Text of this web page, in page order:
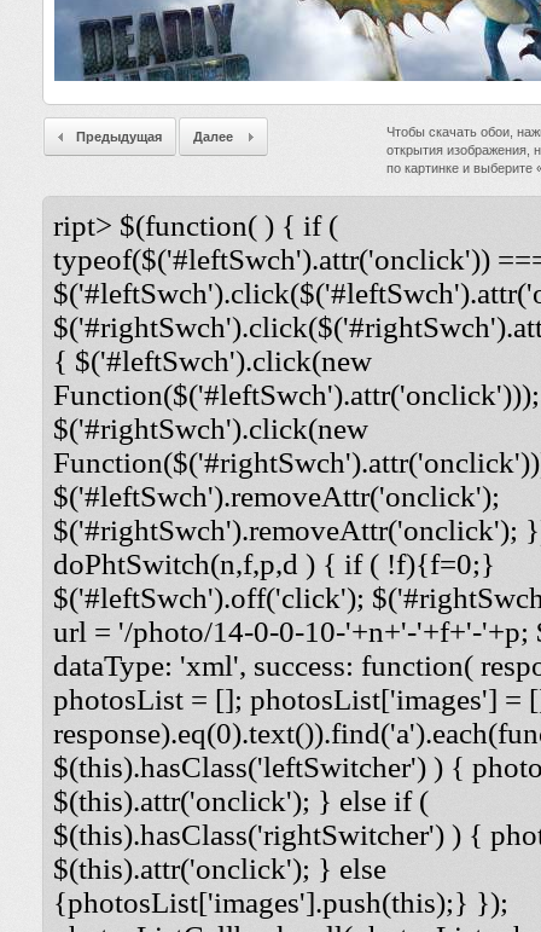
Чтобы скачать обои,
открытия изображения,
по картинке и
Предыдущая Далее
ript> $(function( ) { if (
typeof($('#leftSwch').attr('onclick'))
{ $('#leftSwch').click(new
Function($('#leftSwch').attr('onclick')));
$('#rightSwch').click(new
$('#leftSwch').removeAttr('onclick');
$('#rightSwch').removeAttr('onclick');
doPhtSwitch(n,f,p,d ) { if ( !f){f=0;}
$('#leftSwch').off('click');
url = '/photo/14-0-0-10-'+n+'-'+f+'-'+p;
dataType: 'xml', success: function(
photosList = []; photosList['images'] =
$(this).hasClass('leftSwitcher') ) {
$(this).attr('onclick'); } else if (
$(this).hasClass('rightSwitcher') ) {
$(this).attr('onclick'); } else
{photosList['images'].push(this);} });